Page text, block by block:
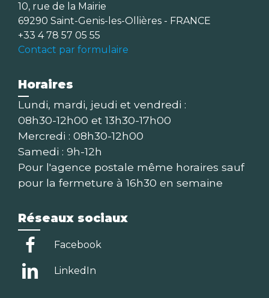
10, rue de la Mairie
69290 Saint-Genis-les-Ollières - FRANCE
+33 4 78 57 05 55
Contact par formulaire
Horaires
Lundi, mardi, jeudi et vendredi :
08h30-12h00 et 13h30-17h00
Mercredi : 08h30-12h00
Samedi : 9h-12h
Pour l'agence postale même horaires sauf
pour la fermeture à 16h30 en semaine
Réseaux sociaux
Facebook
LinkedIn